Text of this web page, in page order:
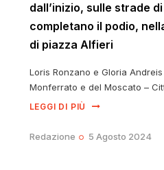
dall’inizio, sulle strade
completano il podio,
di piazza Alfieri
Loris Ronzano e Gloria
Monferrato e del Moscato –
LEGGI DI PIÙ
Redazione 5 Agosto 2024